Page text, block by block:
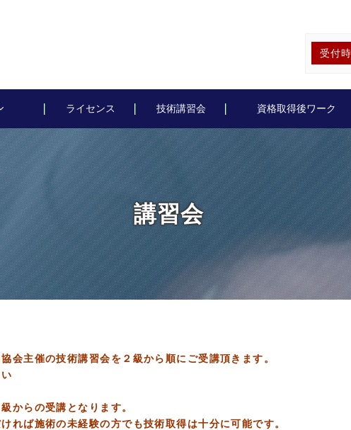
受付
ライセンス 技術講習会 資格取得後ワーク
講習会
会主催の技術講習会を２級から順にご受講頂きます。
からの受講となります。
れば施術の未経験の方でも技術取得は十分に可能です。